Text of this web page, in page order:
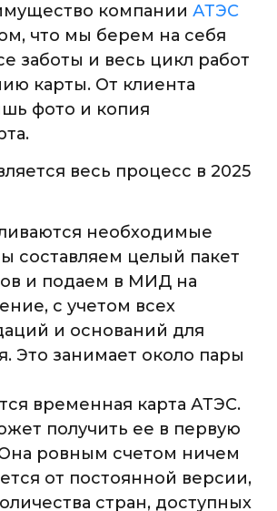
компании АТЭС
что мы берем на себя
заботы и весь цикл работ
карты. От клиента
фото и копия
весь процесс в 2025
необходимые
составляем целый пакет
и подаем в МИД на
с учетом всех
и оснований для
Это занимает около пары
временная карта АТЭС.
получить ее в первую
ровным счетом ничем
от постоянной версии,
стран, доступных